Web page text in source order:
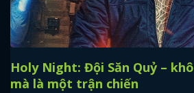
Holy Night: Đội Săn Quỷ –
mà là một trận chiến